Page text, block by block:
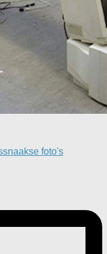
snaakse foto's